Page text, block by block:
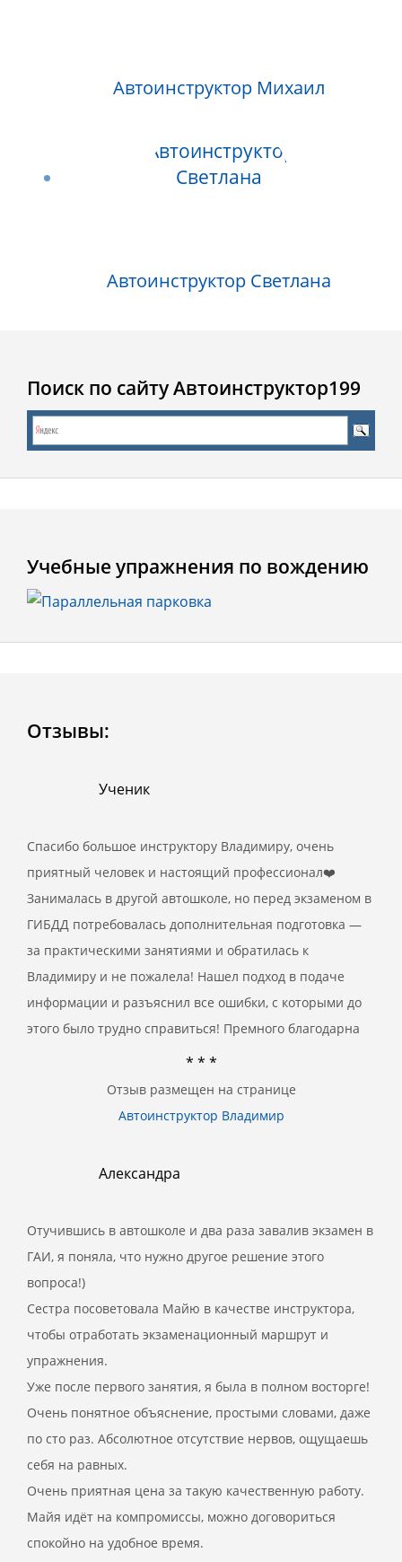
Автоинструктор Михаил
Автоинструктор Светлана
Поиск по сайту Автоинструктор199
Учебные упражнения по вождению
Отзывы:
Ученик
Спасибо большое инструктору Владимиру, очень
приятный человек и настоящий профессионал❤️
Занималась в другой автошколе, но перед экзаменом в
ГИБДД потребовалась дополнительная подготовка —
за практическими занятиями и обратилась к
Владимиру и не пожалела! Нашел подход в подаче
информации и разъяснил все ошибки, с которыми до
этого было трудно справиться! Премного благодарна
* * *
Отзыв размещен на странице
Автоинструктор Владимир
Александра
Отучившись в автошколе и два раза завалив экзамен в
ГАИ, я поняла, что нужно другое решение этого
вопроса!)
Сестра посоветовала Майю в качестве инструктора,
чтобы отработать экзаменационный маршрут и
упражнения.
Уже после первого занятия, я была в полном восторге!
Очень понятное объяснение, простыми словами, даже
по сто раз. Абсолютное отсутствие нервов, ощущаешь
себя на равных.
Очень приятная цена за такую качественную работу.
Майя идёт на компромиссы, можно договориться
спокойно на удобное время.